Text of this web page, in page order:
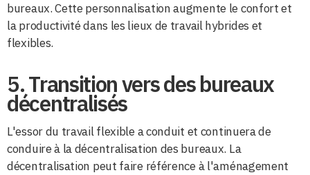
bureaux. Cette personnalisation augmente le confort et
la productivité dans les lieux de travail hybrides et
flexibles.
5. Transition vers des bureaux
décentralisés
L'essor du travail flexible a conduit et continuera de
conduire à la décentralisation des bureaux. La
décentralisation peut faire référence à l'aménagement